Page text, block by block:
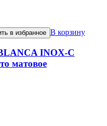
в избранное В корзину
INOX-C
матовое